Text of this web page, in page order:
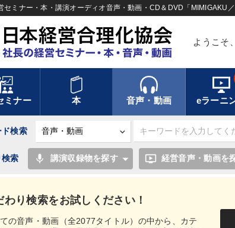
セミナー・本・講演オーディオ音声・動画・CD＆DVD「MIMIGAKU
ようこそ、
ミナー 本 音声・動画 eラーニ
ド検索
わり検索をお試しください！
の音声・動画（全2077タイトル）の中から、カテ
検索 mic 講演収録物を探す ondemand_video 経営音声・動画を
声・動画カテゴリー [タグ・キーワ